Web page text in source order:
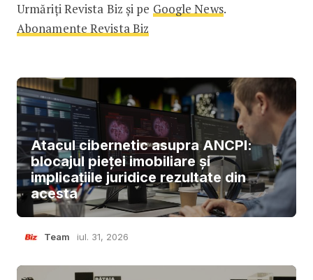
Urmăriți Revista Biz și pe Google News.
Abonamente Revista Biz
Atacul cibernetic asupra ANCPI:
blocajul pieței imobiliare și
implicațiile juridice rezultate din
acesta
Team iul. 31, 2026